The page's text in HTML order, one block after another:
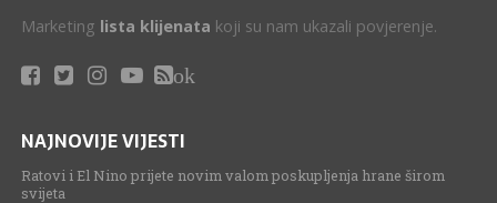
Marketing lista klijenata koji su nam ukazali povjerenje.
ok
NAJNOVIJE VIJESTI
Ratovi i El Nino prijete novim valom poskupljenja hrane širom
svijeta